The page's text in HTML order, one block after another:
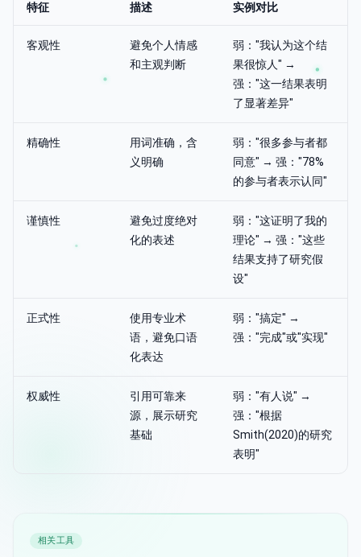
特征 描述 实例对比
客观性
避免个人情感
和主观判断
弱："我认为这个结
果很惊人" →
强："这一结果表明
了显著差异"
精确性
用词准确，含
义明确
弱："很多参与者都
同意" → 强："78%
的参与者表示认同"
谨慎性
避免过度绝对
化的表述
弱："这证明了我的
理论" → 强："这些
结果支持了研究假
设"
正式性
使用专业术
语，避免口语
化表达
弱："搞定" →
强："完成"或"实现"
权威性
引用可靠来
源，展示研究
基础
弱："有人说" →
强："根据
Smith(2020)的研究
表明"
相关工具